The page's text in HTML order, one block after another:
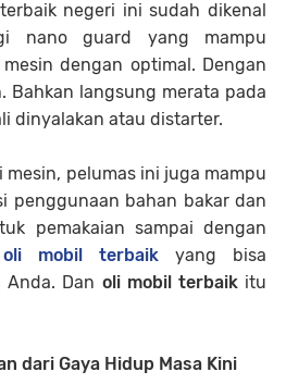
negeri ini sudah dikenal
nano guard yang mampu
dengan optimal. Dengan
Bahkan langsung merata pada
dinyalakan atau distarter.
pelumas ini juga mampu
penggunaan bahan bakar dan
pemakaian sampai dengan
oli mobil terbaik yang bisa
Dan oli mobil terbaik itu
dari Gaya Hidup Masa Kini